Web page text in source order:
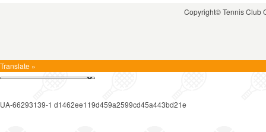
Copyright© Tennis Club
Translate »
UA-66293139-1 d1462ee119d459a2599cd45a443bd21e